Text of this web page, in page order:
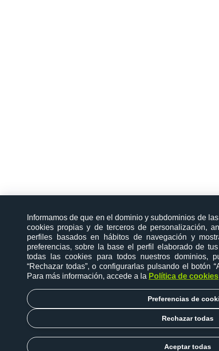
Informamos de que en el dominio y subdominios de
cookies propias y de terceros de personalización,
perfiles basados en hábitos de navegación y
preferencias, sobre la base el perfil elaborado de
todas las cookies para todos nuestros dominios,
“Rechazar todas”, o configurarlas pulsando el botón
Para más información, accede a la Política de cookies
Preferencias de
Rechazar todas
Aceptar todas